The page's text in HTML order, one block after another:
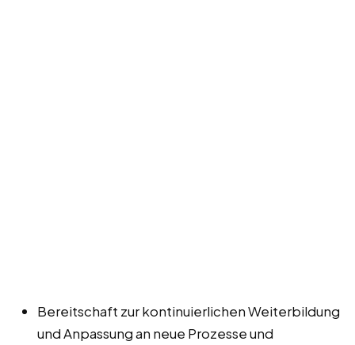
Bereitschaft zur kontinuierlichen Weiterbildung
und Anpassung an neue Prozesse und